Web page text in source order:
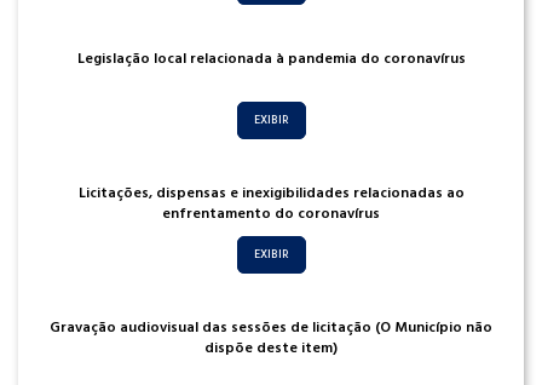
Legislação local relacionada à pandemia do coronavírus
EXIBIR
Licitações, dispensas e inexigibilidades relacionadas ao
enfrentamento do coronavírus
EXIBIR
Gravação audiovisual das sessões de licitação (O Município não
dispõe deste item)